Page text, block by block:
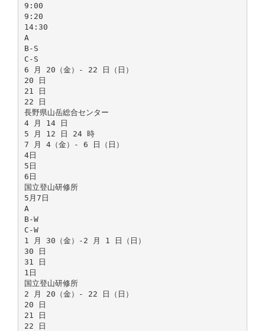
9:00
9:20
14:30
A
B-S
C-S
6 月 20（金）- 22 日（日）
20 日
21 日
22 日
長野県山岳総合センター
4 月 14 日
5 月 12 日 24 時
7 月 4（金）- 6 日（日）
4日
5日
6日
国立登山研修所
5月7日
A
B-W
C-W
1 月 30（金）-2 月 1 日（日）
30 日
31 日
1日
国立登山研修所
2 月 20（金）- 22 日（日）
20 日
21 日
22 日